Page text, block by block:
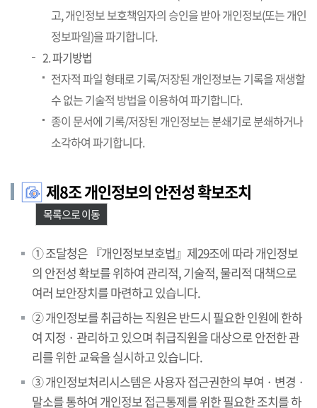
고, 개인정보 보호책임자의 승인을 받아 개인정보(또는 개인
정보파일)을 파기합니다.
2. 파기방법
전자적 파일 형태로 기록/저장된 개인정보는 기록을 재생할
수 없는 기술적 방법을 이용하여 파기합니다.
종이 문서에 기록/저장된 개인정보는 분쇄기로 분쇄하거나
소각하여 파기합니다.
제8조 개인정보의 안전성 확보조치
목록으로 이동
① 조달청은 『개인정보보호법』제29조에 따라 개인정보
의 안전성 확보를 위하여 관리적, 기술적, 물리적 대책으로
여러 보안장치를 마련하고 있습니다.
② 개인정보를 취급하는 직원은 반드시 필요한 인원에 한하
여 지정 · 관리하고 있으며 취급직원을 대상으로 안전한 관
리를 위한 교육을 실시하고 있습니다.
③ 개인정보처리시스템은 사용자 접근권한의 부여 · 변경 ·
말소를 통하여 개인정보 접근통제를 위한 필요한 조치를 하